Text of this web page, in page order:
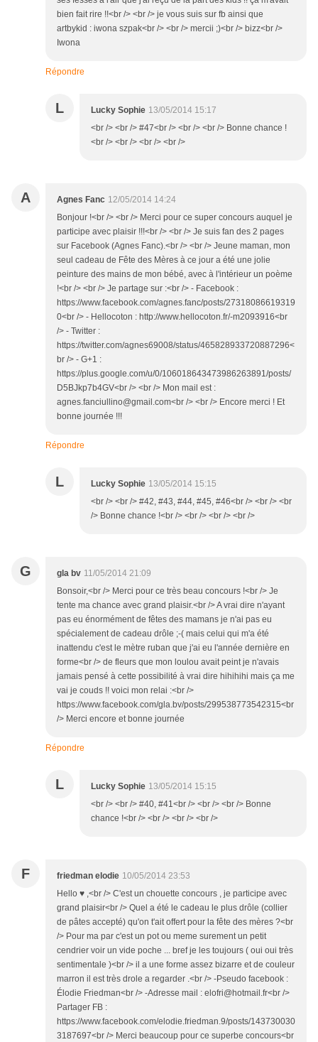
bien fait rire !!<br /> <br /> je vous suis sur fb ainsi que
artbykid : iwona szpak<br /> <br /> mercii ;)<br /> bizz<br />
Iwona
Répondre
L Lucky Sophie 13/05/2014 15:17
<br /> <br /> #47<br /> <br /> <br /> Bonne chance !
<br /> <br /> <br /> <br />
A Agnes Fanc 12/05/2014 14:24
Bonjour !<br /> <br /> Merci pour ce super concours auquel je
participe avec plaisir !!!<br /> <br /> Je suis fan des 2 pages
sur Facebook (Agnes Fanc).<br /> <br /> Jeune maman, mon
seul cadeau de Fête des Mères à ce jour a été une jolie
peinture des mains de mon bébé, avec à l'intérieur un poème
!<br /> <br /> Je partage sur :<br /> - Facebook :
https://www.facebook.com/agnes.fanc/posts/27318086619319
0<br /> - Hellocoton : http://www.hellocoton.fr/-m2093916<br
/> - Twitter :
https://twitter.com/agnes69008/status/465828933720887296<
br /> - G+1 :
https://plus.google.com/u/0/106018643473986263891/posts/
D5BJkp7b4GV<br /> <br /> Mon mail est :
agnes.fanciullino@gmail.com<br /> <br /> Encore merci ! Et
bonne journée !!!
Répondre
L Lucky Sophie 13/05/2014 15:15
<br /> <br /> #42, #43, #44, #45, #46<br /> <br /> <br
/> Bonne chance !<br /> <br /> <br /> <br />
G gla bv 11/05/2014 21:09
Bonsoir,<br /> Merci pour ce très beau concours !<br /> Je
tente ma chance avec grand plaisir.<br /> A vrai dire n'ayant
pas eu énormément de fêtes des mamans je n'ai pas eu
spécialement de cadeau drôle ;-( mais celui qui m'a été
inattendu c'est le mètre ruban que j'ai eu l'année dernière en
forme<br /> de fleurs que mon loulou avait peint je n'avais
jamais pensé à cette possibilité à vrai dire hihihihi mais ça me
vai je couds !! voici mon relai :<br />
https://www.facebook.com/gla.bv/posts/299538773542315<br
/> Merci encore et bonne journée
Répondre
L Lucky Sophie 13/05/2014 15:15
<br /> <br /> #40, #41<br /> <br /> <br /> Bonne
chance !<br /> <br /> <br /> <br />
F friedman elodie 10/05/2014 23:53
Hello ♥ ,<br /> C'est un chouette concours , je participe avec
grand plaisir<br /> Quel a été le cadeau le plus drôle (collier
de pâtes accepté) qu'on t'ait offert pour la fête des mères ?<br
/> Pour ma par c'est un pot ou meme surement un petit
cendrier voir un vide poche ... bref je les toujours ( oui oui très
sentimentale )<br /> il a une forme assez bizarre et de couleur
marron il est très drole a regarder .<br /> -Pseudo facebook :
Élodie Friedman<br /> -Adresse mail : elofri@hotmail.fr<br />
Partager FB :
https://www.facebook.com/elodie.friedman.9/posts/143730030
3187697<br /> Merci beaucoup pour ce superbe concours<br